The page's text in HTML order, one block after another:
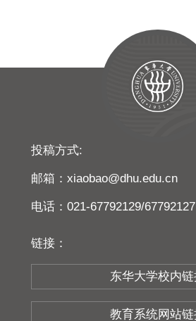
投稿方式:
邮箱：xiaobao@dhu.edu.cn
电话：021-67792129/67792127
链接：